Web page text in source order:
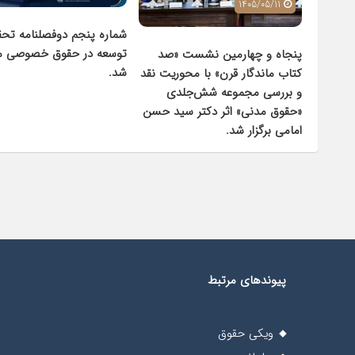
پنجاه و چهارمین نشست «صد
کتاب ماندگار قرن» با محوریت نقد
و بررسی مجموعه شش‌جلدی
«حقوق مدنی» اثر دکتر سید حسن
امامی برگزار شد.
شماره پنجم دوفصلنامه
توسعه در حقوق خصوصی
شد.
پیوندهای مرتبط
ویکی حقوق